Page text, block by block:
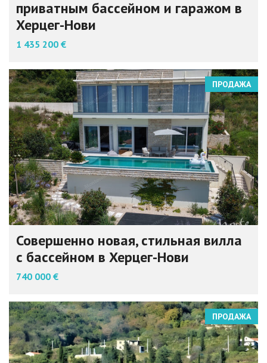
приватным бассейном и гаражом в
Херцег-Нови
1 435 200 €
ПРОДАЖА
Совершенно новая, стильная вилла
с бассейном в Херцег-Нови
740 000 €
ПРОДАЖА